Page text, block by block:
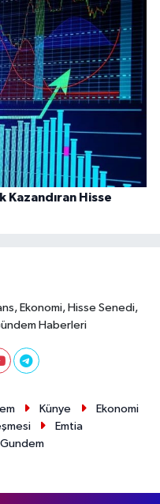
Kazandıran Hisse
Ekonomi, Hisse Senedi,
Haberleri
Künye
Ekonomi
Emtia